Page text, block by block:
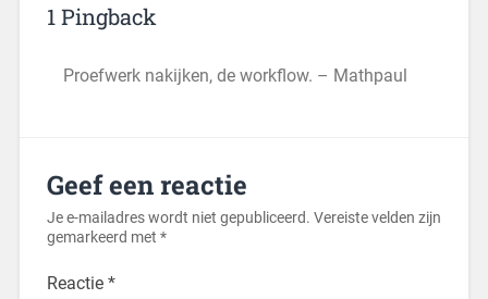
1 Pingback
Proefwerk nakijken, de workflow. – Mathpaul
Geef een reactie
Je e-mailadres wordt niet gepubliceerd. Vereiste velden zijn
gemarkeerd met *
Reactie *